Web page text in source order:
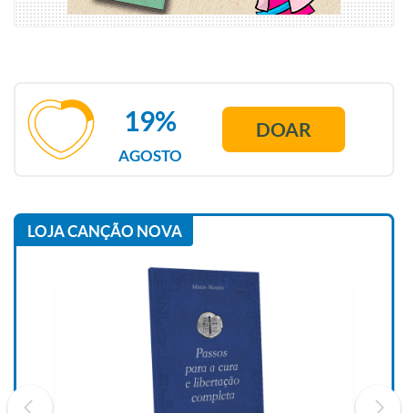
AGOSTO
19% DOAR
LOJA CANÇÃO NOVA